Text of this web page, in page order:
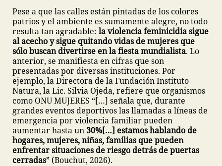
Pese a que las calles están pintadas de los colores
patrios y el ambiente es sumamente alegre, no todo
resulta tan agradable: la violencia feminicidia sigue
al acecho y sigue quitando vidas de mujeres que
sólo buscan divertirse en la fiesta mundialista. Lo
anterior, se manifiesta en cifras que son
presentadas por diversas instituciones. Por
ejemplo, la Directora de la Fundación Instituto
Natura, la Lic. Silvia Ojeda, refiere que organismos
como ONU MUJERES “[…] señala que, durante
grandes eventos deportivos las llamadas a líneas de
emergencia por violencia familiar pueden
aumentar hasta un 30%[…] estamos hablando de
hogares, mujeres, niñas, familias que pueden
enfrentar situaciones de riesgo detrás de puertas
cerradas” (Bouchut, 2026).